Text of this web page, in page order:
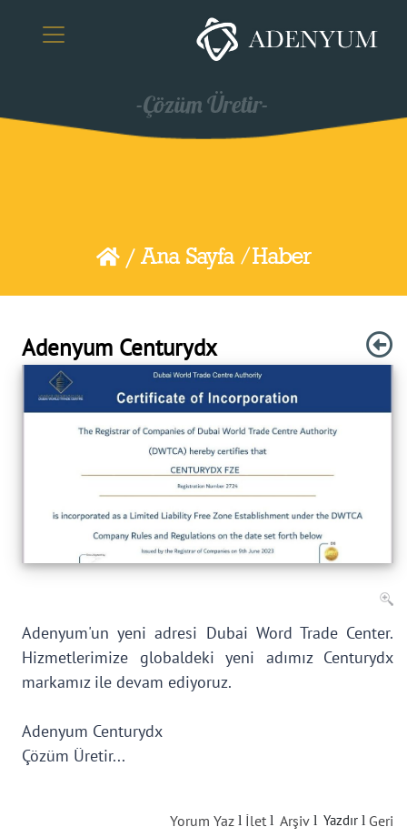
/ Ana Sayfa /Haber
Adenyum Centurydx
Adenyum'un yeni adresi Dubai Word Trade Center.
Hizmetlerimize globaldeki yeni adımız Centurydx
markamız ile devam ediyoruz.
Adenyum Centurydx
Çözüm Üretir...
Yorum Yaz l İlet l Arşiv l Yazdır l Geri